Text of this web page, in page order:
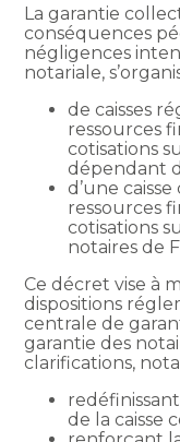
La garantie
conséquences
négligences
notariale,
de caisses
ressources
cotisations
dépendant
d’une
ressources
cotisations
notaires de
Ce décret vise à
dispositions
centrale de
garantie des
clarifications,
de la caisse